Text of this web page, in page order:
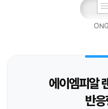
에이엠피알
반